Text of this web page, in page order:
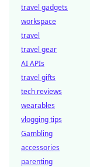
travel gadgets
workspace
travel
travel gear
AI APIs
travel gifts
tech reviews
wearables
vlogging tips
Gambling
accessories
parenting